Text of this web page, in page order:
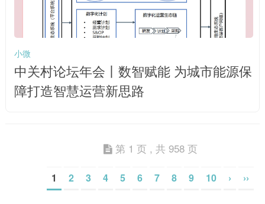
小微
中关村论坛年会丨数智赋能 为城市能源保
障打造智慧运营新思路
第 1 页 , 共 958 页
1 2 3 4 5 6 7 8 9 10 › ››